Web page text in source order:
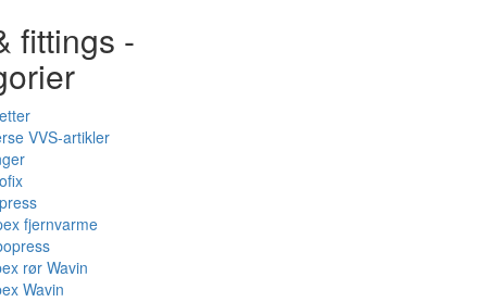
fittings -
VVS-artikler
fjernvarme
rør Wavin
Wavin